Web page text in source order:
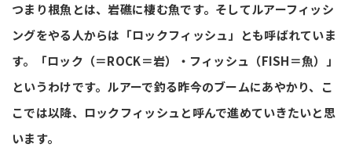
つまり根魚とは、岩礁に棲む魚です。そしてルアーフィッシ
ングをやる人からは「ロックフィッシュ」とも呼ばれていま
す。「ロック（＝ROCK＝岩）・フィッシュ（FISH＝魚）」
というわけです。ルアーで釣る昨今のブームにあやかり、こ
こでは以降、ロックフィッシュと呼んで進めていきたいと思
います。